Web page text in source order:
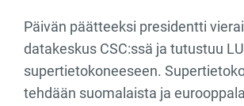
Päivän päätteeksi presidentti
datakeskus CSC:ssä ja tutustuu
supertietokoneeseen.
tehdään suomalaista ja